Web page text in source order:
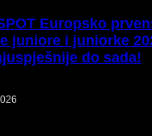
Europsko
juniore i juniorke
do sada!